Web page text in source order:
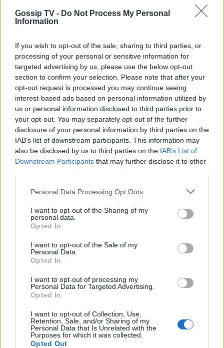
Gossip TV - Do Not Process My Personal
Information
If you wish to opt-out of the sale, sharing to third parties, or
processing of your personal or sensitive information for
targeted advertising by us, please use the below opt-out
section to confirm your selection. Please note that after your
opt-out request is processed you may continue seeing
interest-based ads based on personal information utilized by
us or personal information disclosed to third parties prior to
your opt-out. You may separately opt-out of the further
disclosure of your personal information by third parties on the
IAB’s list of downstream participants. This information may
also be disclosed by us to third parties on the IAB’s List of
Downstream Participants that may further disclose it to other
Personal Data Processing Opt Outs
I want to opt-out of the Sharing of my
personal data.
Opted In
I want to opt-out of the Sale of my
Personal Data.
Opted In
I want to opt-out of processing my
Personal Data for Targeted Advertising.
Opted In
I want to opt-out of Collection, Use,
Retention, Sale, and/or Sharing of my
Personal Data that Is Unrelated with the
Purposes for which it was collected.
Opted Out
Photo 2/4